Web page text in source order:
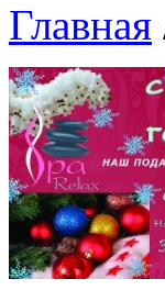
Главная